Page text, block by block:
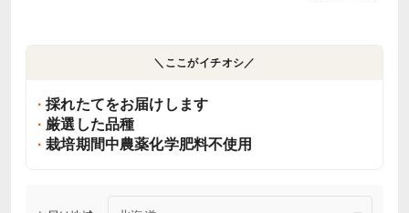
＼ここがイチオシ／
採れたてをお届けします
厳選した品種
栽培期間中農薬化学肥料不使用